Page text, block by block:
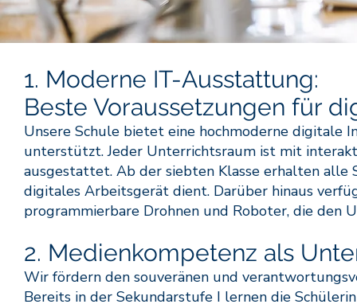
1. Moderne IT-Ausstattung:
Beste Voraussetzungen für
Unsere Schule bietet eine hochmoderne digitale
unterstützt. Jeder Unterrichtsraum ist mit
ausgestattet. Ab der siebten Klasse erhalten alle
digitales Arbeitsgerät dient. Darüber hinaus
programmierbare Drohnen und Roboter, die den
2. Medienkompetenz als
Wir fördern den souveränen und
Bereits in der Sekundarstufe I lernen die